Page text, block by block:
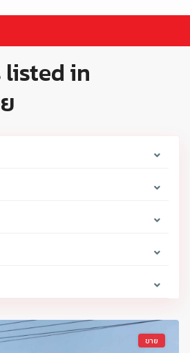
in
ขาย